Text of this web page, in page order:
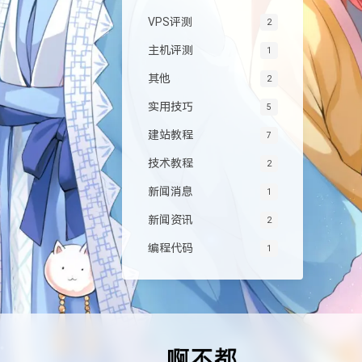
VPS评测 2
主机评测 1
其他 2
实用技巧 5
建站教程 7
技术教程 2
新闻消息 1
新闻资讯 2
编程代码 1